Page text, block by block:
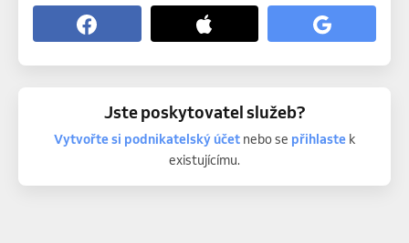
Jste poskytovatel služeb?
Vytvořte si podnikatelský účetnebo se přihlastek
existujícímu.